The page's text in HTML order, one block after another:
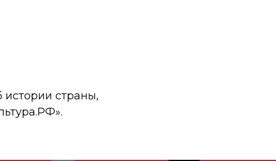
истории страны,